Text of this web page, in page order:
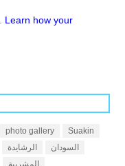
Learn how your
photo gallery
Suakin
الرشايدة
السودان
المشربية